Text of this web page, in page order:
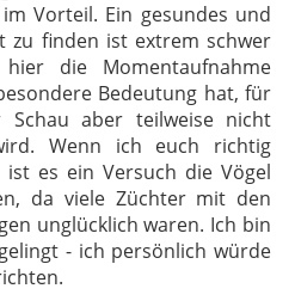
Vorteil. Ein gesundes und
zu finden ist extrem schwer
die Momentaufnahme
Bedeutung hat, für
aber teilweise nicht
Wenn ich euch richtig
es ein Versuch die Vögel
da viele Züchter mit den
unglücklich waren. Ich bin
- ich persönlich würde